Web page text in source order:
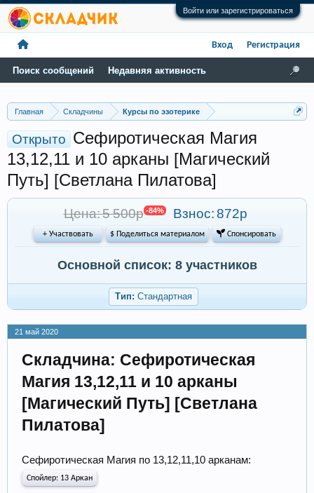
Войти или зарегистрироваться
Главная Складчины Курсы по эзотерике
Открыто Сефиротическая Магия
13,12,11 и 10 арканы [Магический
Путь] [Светлана Пилатова]
Цена: 5 500р -84% Взнос:872р
+ Участвовать $ Поделиться материалом  Спонсировать
Основной список: 8 участников
Тип: Стандартная
21 май 2020
Складчина: Сефиротическая
Магия 13,12,11 и 10 арканы
[Магический Путь] [Светлана
Пилатова]
Сефиротическая Магия по 13,12,11,10 арканам:
Спойлер: 13 Аркан
Поиск сообщений Недавняя активность
Вход Регистрация